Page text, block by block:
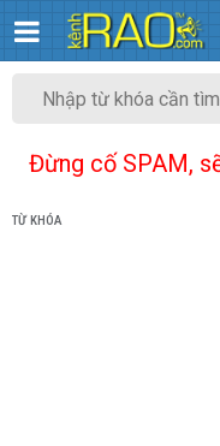
Đừng cố SPAM,
TỪ KHÓA